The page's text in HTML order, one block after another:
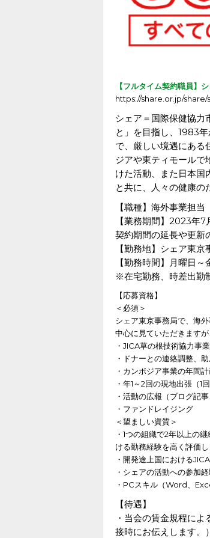
【フルタイム契約職員
https://share.or.jp/
シェア＝国際保健協力
と」を目指し、1983
で、厳しい境遇にある
ジアや東ティモールで
けた活動、また日本国
と共に、人々の健康の
【職種】海外事業担
【業務期間】2023年7
契約期間の延長や更新
【勤務地】シェア東京
【勤務時間】月曜日～
※在宅勤務、時差出勤
【応募資格】
＜必須＞
シェア東京事務局で、海
中心に見ていただきます
・JICA草の根技術協力事
・ドナーとの連絡調整、
・カンボジア事業の年間
・年1～2回の現地出張（1
・活動の広報（ブログ記
・ファンドレイジング
＜望ましい資質＞
・1つの組織で2年以上の
ける勤務経験を高く評価し
・開発途上国における
・シェアの活動への参加
・PCスキル（Word、
【待遇】
・当会の賃金規程に
接時にお伝えします。）